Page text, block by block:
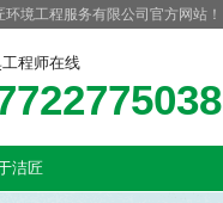
境工程服务有限公司官方网站！
程师在线
洁匠